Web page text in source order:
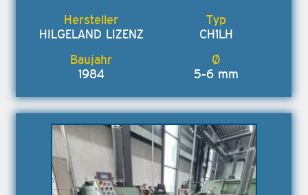
HILGELAND LIZENZ CH1LH
1984 5-6 mm